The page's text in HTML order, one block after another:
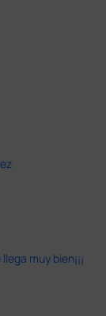
muy bien¡¡¡